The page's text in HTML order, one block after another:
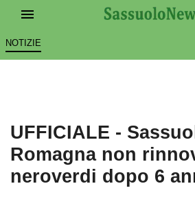
NOTIZIE
UFFICIALE -
Romagna non
neroverdi dopo 6